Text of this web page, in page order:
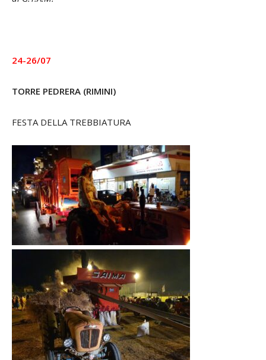
24-26/07
TORRE PEDRERA (RIMINI)
FESTA DELLA TREBBIATURA